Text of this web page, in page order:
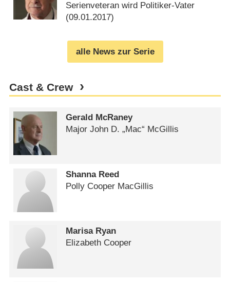
Serienveteran wird Politiker-Vater
(09.01.2017)
alle News zur Serie
Cast & Crew
Gerald McRaney
Major John D. „Mac“ McGillis
Shanna Reed
Polly Cooper MacGillis
Marisa Ryan
Elizabeth Cooper